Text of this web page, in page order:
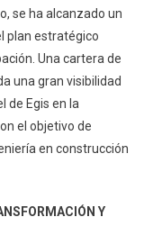
se ha alcanzado un
plan estratégico
Una cartera de
una gran visibilidad
de Egis en la
el objetivo de
en construcción
Y